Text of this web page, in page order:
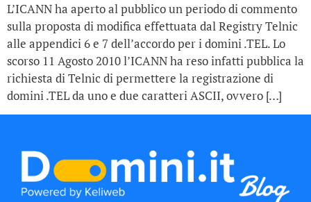
L’ICANN ha aperto al pubblico un periodo di commento
sulla proposta di modifica effettuata dal Registry Telnic
alle appendici 6 e 7 dell’accordo per i domini .TEL. Lo
scorso 11 Agosto 2010 l’ICANN ha reso infatti pubblica la
richiesta di Telnic di permettere la registrazione di
domini .TEL da uno e due caratteri ASCII, ovvero […]